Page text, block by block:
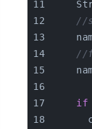
//
//
if